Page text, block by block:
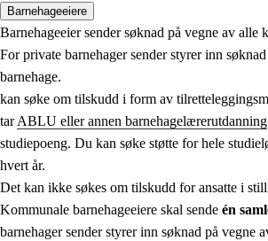
Barnehageeiere
Barnehageeier sender søknad på vegne av alle
For private barnehager sender styrer inn
barnehage.
kan søke om tilskudd i form av
tarABLU eller annen barnehagelærerutdanning
studiepoeng. Du kan søke støtte for hele
hvert år.
Det kan ikke søkes om tilskudd for ansatte i
Kommunale barnehageeiere skal sende én
barnehager sender styrer inn søknad på vegne